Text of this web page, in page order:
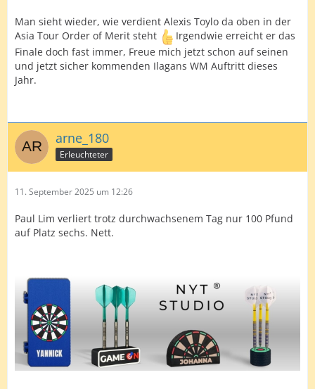
Man sieht wieder, wie verdient Alexis Toylo da oben in der
Asia Tour Order of Merit steht
Irgendwie erreicht er das
Finale doch fast immer, Freue mich jetzt schon auf seinen
und jetzt sicher kommenden Ilagans WM Auftritt dieses
Jahr.
arne_180
Erleuchteter
11. September 2025 um 12:26
Paul Lim verliert trotz durchwachsenem Tag nur 100 Pfund
auf Platz sechs. Nett.